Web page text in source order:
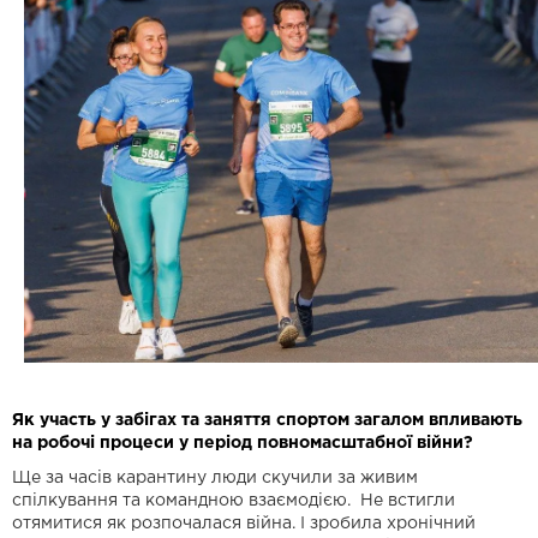
Як участь у забігах та заняття спортом загалом впливають
на робочі процеси у період повномасштабної війни?
Ще за часів карантину люди скучили за живим
спілкування та командною взаємодією. Не встигли
отямитися як розпочалася війна. І зробила хронічний